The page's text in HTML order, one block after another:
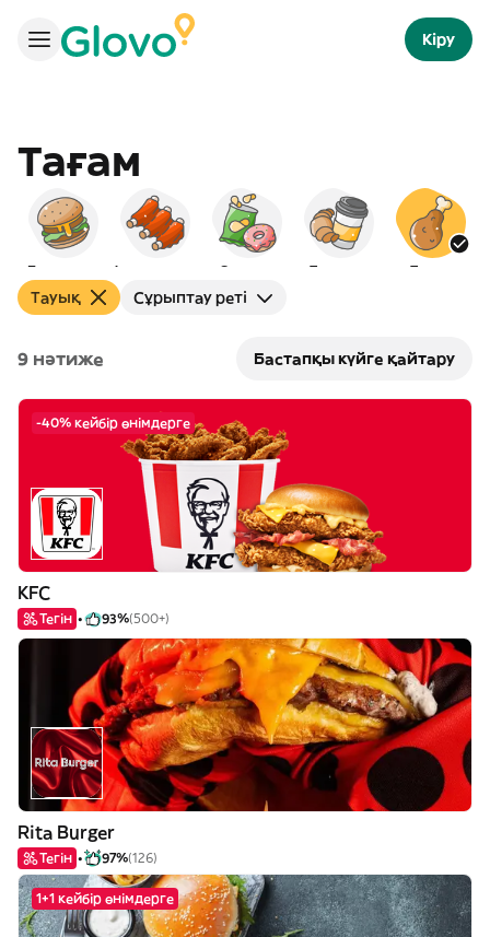
Кіру
Тағам
Бургерлер Америкалық Снэктер Таңғы ас Тауық
Тауық Сұрыптау реті
9 нәтиже Бастапқы күйге қайтару
-40% кейбір өнімдерге
KFC
Тегін 93%(500+)
Rita Burger
Тегін 97%(126)
1+1 кейбір өнімдерге